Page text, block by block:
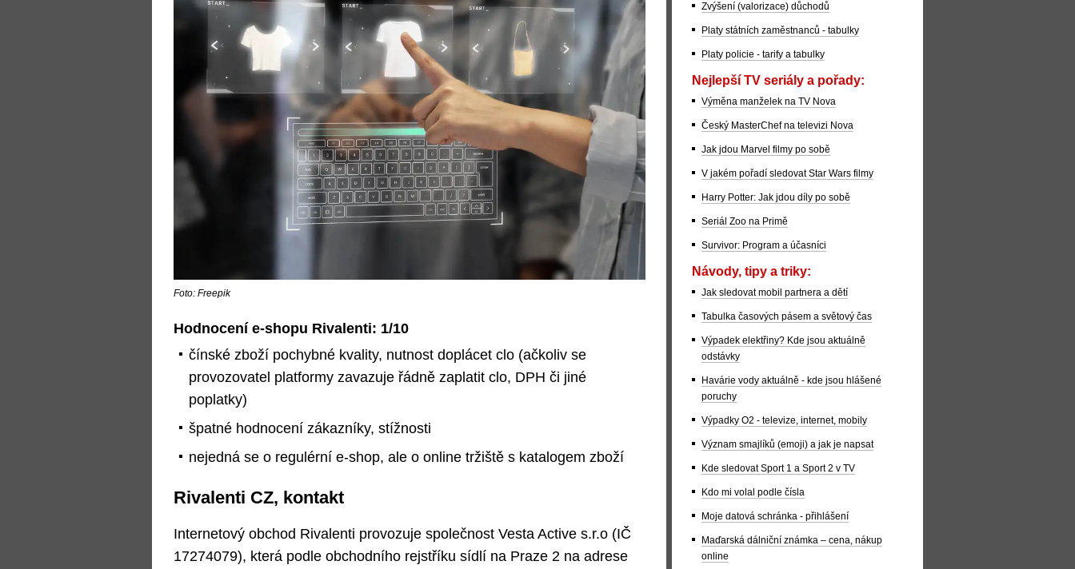
Foto: Freepik
Hodnocení e-shopu Rivalenti: 1/10
čínské zboží pochybné kvality, nutnost doplácet clo (ačkoliv se
provozovatel platformy zavazuje řádně zaplatit clo, DPH či jiné
poplatky)
špatné hodnocení zákazníky, stížnosti
nejedná se o regulérní e-shop, ale o online tržiště s katalogem zboží
Rivalenti CZ, kontakt
Internetový obchod Rivalenti provozuje společnost Vesta Active s.r.o (IČ
17274079), která podle obchodního rejstříku sídlí na Praze 2 na adrese
Zvýšení (valorizace) důchodů
Platy státních zaměstnanců - tabulky
Platy policie - tarify a tabulky
Nejlepší TV seriály a pořady:
Výměna manželek na TV Nova
Český MasterChef na televizi Nova
Jak jdou Marvel filmy po sobě
V jakém pořadí sledovat Star Wars filmy
Harry Potter: Jak jdou díly po sobě
Seriál Zoo na Primě
Survivor: Program a účasníci
Návody, tipy a triky:
Jak sledovat mobil partnera a dětí
Tabulka časových pásem a světový čas
Výpadek elektřiny? Kde jsou aktuálně
odstávky
Havárie vody aktuálně - kde jsou hlášené
poruchy
Výpadky O2 - televize, internet, mobily
Význam smajlíků (emoji) a jak je napsat
Kde sledovat Sport 1 a Sport 2 v TV
Kdo mi volal podle čísla
Moje datová schránka - přihlášení
Maďarská dálniční známka – cena, nákup
online